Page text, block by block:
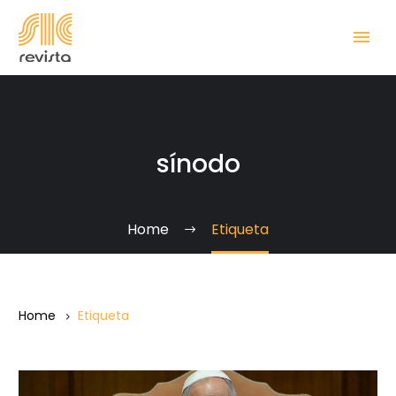
sínodo
Home Etiqueta
Home Etiqueta